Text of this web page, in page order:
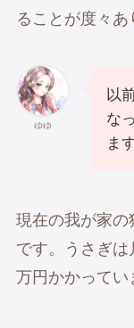
ることが度々あ
ゆゆ
以
な
ま
現在の我が家
です。うさぎは
万円かかってい